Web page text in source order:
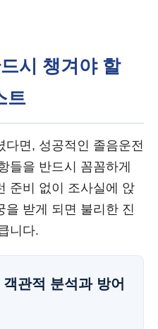
시 챙겨야 할
트
다면, 성공적인 졸음운전
들을 반드시 꼼꼼하게
준비 없이 조사실에 앉
을 받게 되면 불리한 진
니다.
관적 분석과 방어